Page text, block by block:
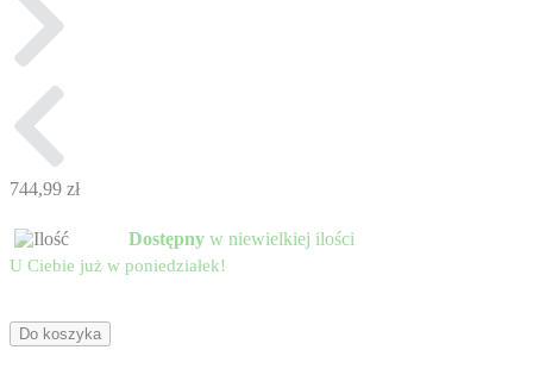
744,99 zł
Dostępny w niewielkiej ilości
U Ciebie już w poniedziałek!
Do koszyka